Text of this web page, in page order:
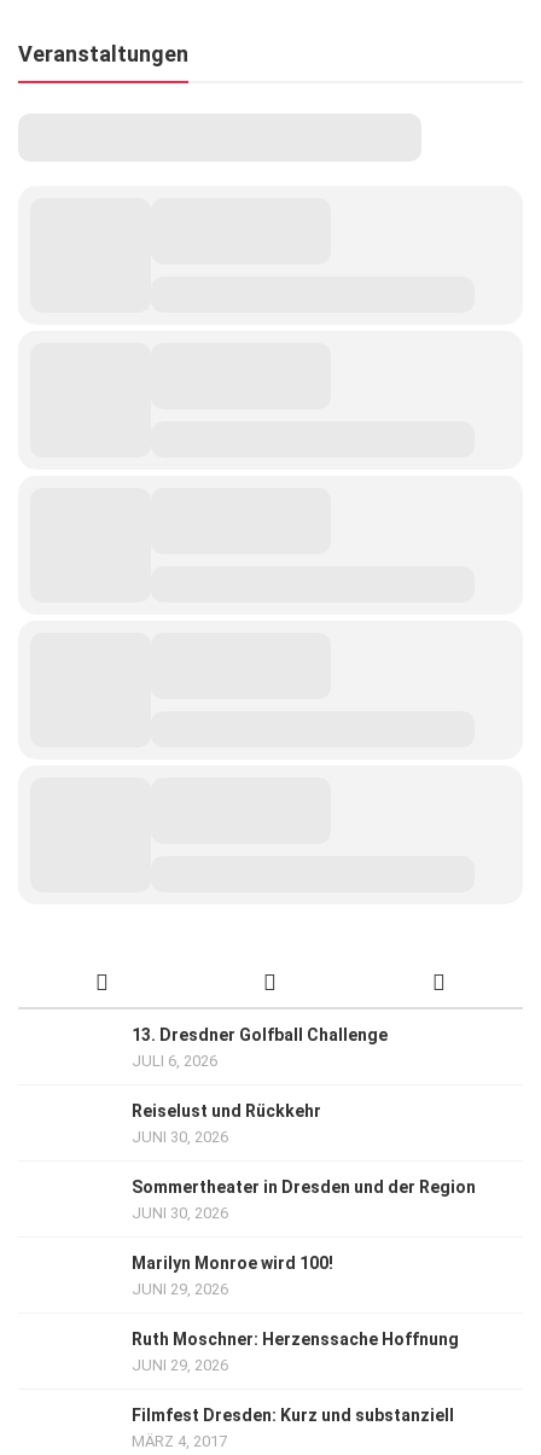
Veranstaltungen
13. Dresdner Golfball Challenge
JULI 6, 2026
Reiselust und Rückkehr
JUNI 30, 2026
Sommertheater in Dresden und der Region
JUNI 30, 2026
Marilyn Monroe wird 100!
JUNI 29, 2026
Ruth Moschner: Herzenssache Hoffnung
JUNI 29, 2026
Filmfest Dresden: Kurz und substanziell
MÄRZ 4, 2017